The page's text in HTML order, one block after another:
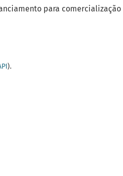
para comercialização
).